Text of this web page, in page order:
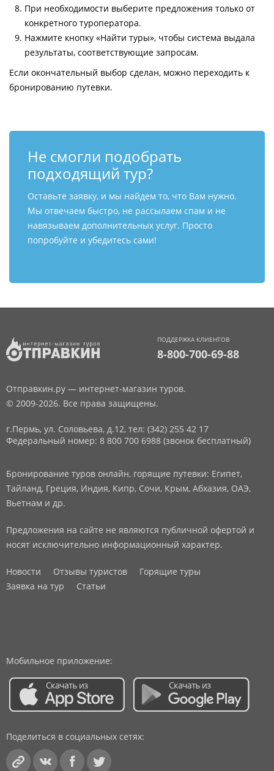
При необходимости выберите предложения только от
конкретного туроператора.
Нажмите кнопку «Найти туры», чтобы система выдала
результаты, соответствующие запросам.
Если окончательный выбор сделан, можно переходить к
бронированию путевки.
Не смогли подобрать
подходящий тур?
Оставьте заявку, и мы найдем то, что Вам нужно.
Мы отвечаем быстро, не рассылаем спам и не
навязываем дополнительных услуг. Просто
попробуйте и убедитесь сами!
ПОДДЕРЖКА КЛИЕНТОВ
8-800-700-69-88
Отправкин.ру — интернет-магазин туров.
© 2009-2026. Все права защищены.
г.Пермь, ул. Соловьева, д.12, тел: (342) 255 42 17
Федеральный номер: 8 800 700 6988 (звонок бесплатный)
Бронирование туров онлайн, горящие путевки: Египет,
Тайланд, Греция, Индия, Кипр, Сочи, Крым, Абхазия, ОАЭ,
Вьетнам и др.
Предложения на сайте не являются публичной офертой и
носят исключительно информационный характер.
Новости Отзывы туристов
Горящие туры
Заявка на тур
Статьи
Мобильное приложение:
Поделиться в социальных сетях: